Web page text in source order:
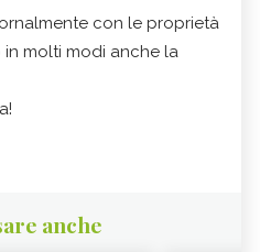
con le proprietà
molti modi anche la
anche